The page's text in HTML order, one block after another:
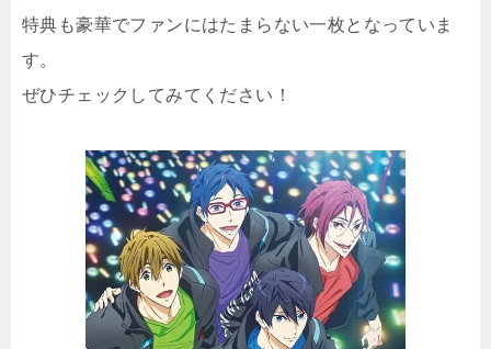
特典も豪華でファンにはたまらない一枚となっていま
す。
ぜひチェックしてみてください！